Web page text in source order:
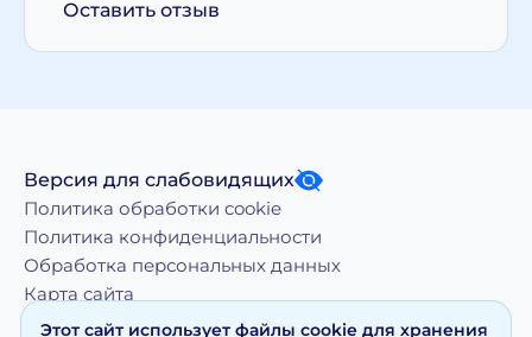
Оставить отзыв
Версия для слабовидящих
Политика обработки cookie
Политика конфиденциальности
Обработка персональных данных
Карта сайта
Этот сайт использует файлы cookie для хранения